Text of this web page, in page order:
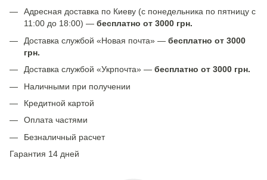
Адресная доставка по Киеву (с понедельника по пятницу с
11:00 до 18:00) — бесплатно от 3000 грн.
Доставка службой «Новая почта» — бесплатно от 3000
грн.
Доставка службой «Укрпочта» — бесплатно от 3000 грн.
Наличными при получении
Кредитной картой
Оплата частями
Безналичный расчет
Гарантия 14 дней